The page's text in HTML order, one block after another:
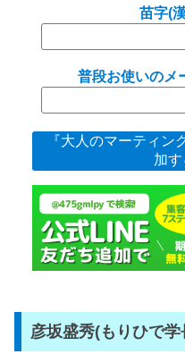
苗字(
普段お使いのメ
『大人のマーティン
加す
彦坂盛秀(もりひで学